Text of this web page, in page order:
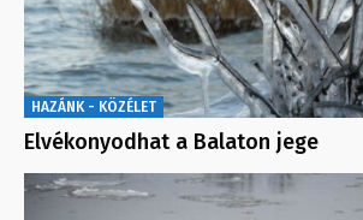
HAZÁNK - KÖZÉLET
Elvékonyodhat a Balaton jege